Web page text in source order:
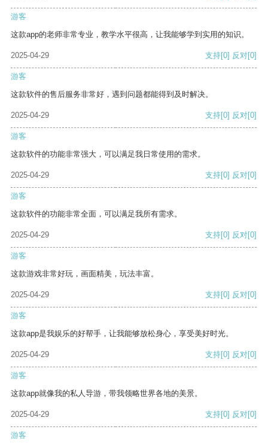
游客
这款app的老师非常专业，教学水平很高，让我能够学到实用的知识。
2025-04-29 支持[0] 反对[0]
游客
这款软件的售后服务非常好，遇到问题都能得到及时解决。
2025-04-29 支持[0] 反对[0]
游客
这款软件的功能非常强大，可以满足我日常使用的需求。
2025-04-29 支持[0] 反对[0]
游客
这款软件的功能非常全面，可以满足我所有需求。
2025-04-29 支持[0] 反对[0]
游客
这款游戏非常好玩，画面精美，玩法丰富。
2025-04-29 支持[0] 反对[0]
游客
这款app是我娱乐的好帮手，让我能够放松身心，享受美好时光。
2025-04-29 支持[0] 反对[0]
游客
这款app就像我的私人导游，带我领略世界各地的美景。
2025-04-29 支持[0] 反对[0]
游客